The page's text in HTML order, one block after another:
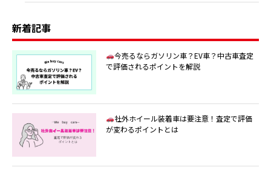
新着記事
今売るならガソリン車？EV車？中古車査定
で評価されるポイントを解説
社外ホイール装着車は要注意！査定で評価
が変わるポイントとは